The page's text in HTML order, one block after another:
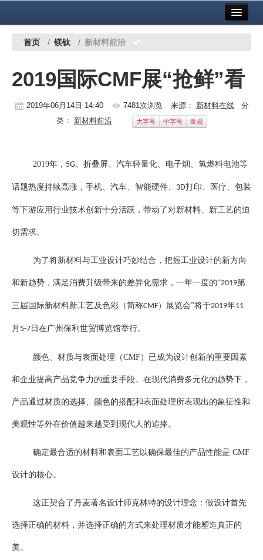
中国有色金属报社主办 广告服务
铜镍铅锌
铝
镁钛
地矿 建设
党建工作
企业文化
《资源再生》杂志
行情报价
数字报
首页 / 镁钛 / 新材料前沿
2019国际CMF展“抢鲜”看
2019年06月14日 14:40 7481次浏览 来源： 新材料在线分
类： 新材料前沿 大字号 中字号 常规
2019年， 5G 、折叠屏、汽车轻量化、电子烟、氢燃料电池等
话题热度持续高涨，手机、汽车、智能硬件、 3D打印、医疗、包装
等下游应用行业技术创新十分活跃，带动了对新材料、新工艺的迫
切需求。
为了将新材料与工业设计巧妙结合，把握工业设计的新方向
和新趋势，满足消费升级带来的差异化需求，一年一度的“2019第
三届国际新材料新工艺及色彩（简称CMF）展览会”将于2019年11
月 5-7日在广州保利世贸博览馆举行。
颜色、材质与表面处理（CMF）已成为设计创新的重要因素
和企业提高产品竞争力的重要手段。在现代消费多元化的趋势下，
产品通过材质的选择、颜色的搭配和表面处理所表现出的象征性和
美观性等外在价值越来越受到现代人的追捧。
确定最合适的材料和表面工艺以确保最佳的产品性能是 CMF
设计的核心。
这正契合了丹麦著名设计师克林特的设计理念：做设计首先
选择正确的材料，并选择正确的方式来处理材质才能塑造真正的
美。